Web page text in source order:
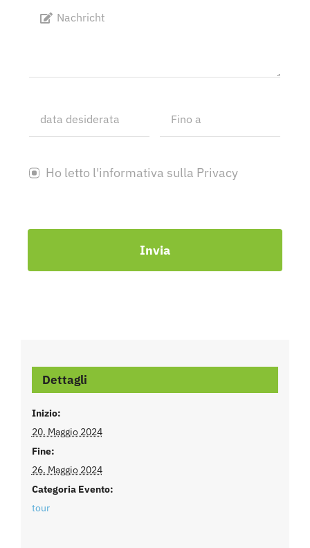
Ho letto l'informativa sulla Privacy
Invia
Dettagli
Inizio:
20. Maggio 2024
Fine:
26. Maggio 2024
Categoria Evento:
tour